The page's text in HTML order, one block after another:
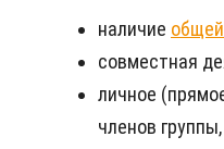
наличие
совместная
личное
членов группы,